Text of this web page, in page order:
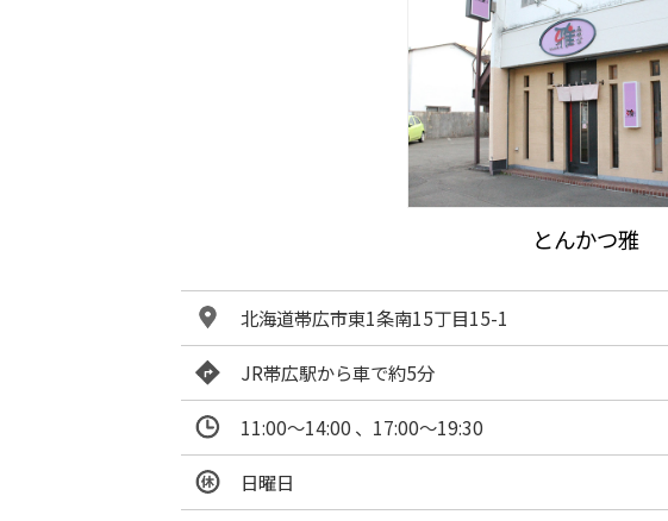
とんかつ雅
北海道帯広市東1条南15丁目15-1
JR帯広駅から車で約5分
11:00～14:00 、17:00～19:30
日曜日